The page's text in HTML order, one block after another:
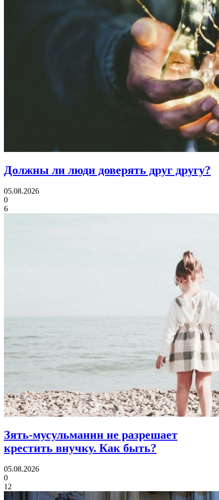
Должны ли люди доверять друг другу?
05.08.2026
0
6
Зять-мусульманин не разрешает
крестить внучку. Как быть?
05.08.2026
0
12